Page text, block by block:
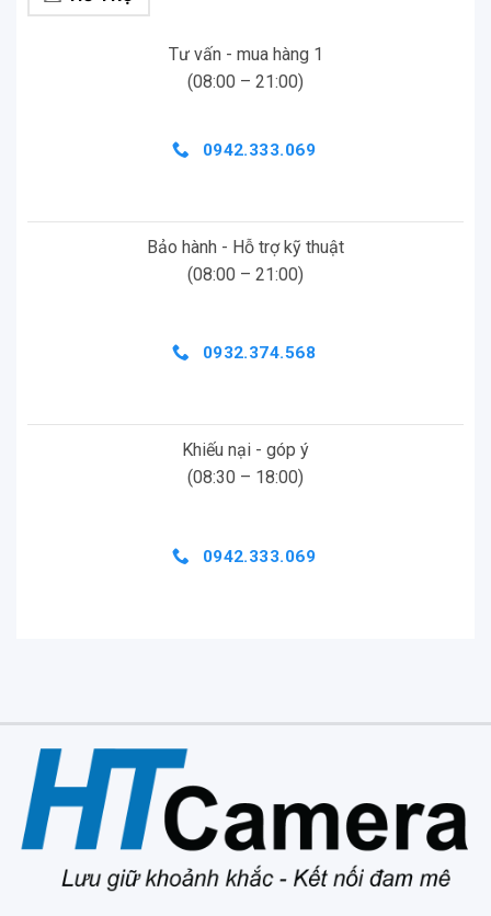
Tư vấn - mua hàng 1
(08:00 – 21:00)
0942.333.069
Bảo hành - Hỗ trợ kỹ thuật
(08:00 – 21:00)
0932.374.568
Khiếu nại - góp ý
(08:30 – 18:00)
0942.333.069